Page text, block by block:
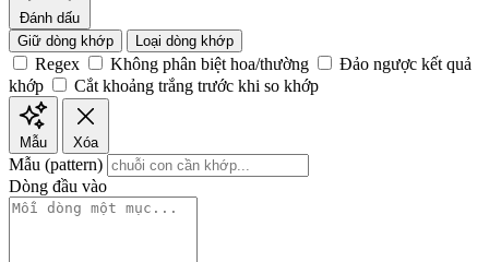
Đánh dấu
Giữ dòng khớp
Loại dòng khớp
Regex Không phân biệt hoa/thường
Đảo ngược kết quả
khớp
Cắt khoảng trắng trước khi so khớp
Mẫu Xóa
Mẫu (pattern)
Dòng đầu vào